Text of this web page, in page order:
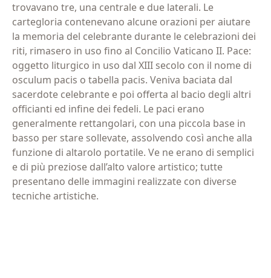
trovavano tre, una centrale e due laterali. Le
cartegloria contenevano alcune orazioni per aiutare
la memoria del celebrante durante le celebrazioni dei
riti, rimasero in uso fino al Concilio Vaticano II. Pace:
oggetto liturgico in uso dal XIII secolo con il nome di
osculum pacis o tabella pacis. Veniva baciata dal
sacerdote celebrante e poi offerta al bacio degli altri
officianti ed infine dei fedeli. Le paci erano
generalmente rettangolari, con una piccola base in
basso per stare sollevate, assolvendo così anche alla
funzione di altarolo portatile. Ve ne erano di semplici
e di più preziose dall’alto valore artistico; tutte
presentano delle immagini realizzate con diverse
tecniche artistiche.